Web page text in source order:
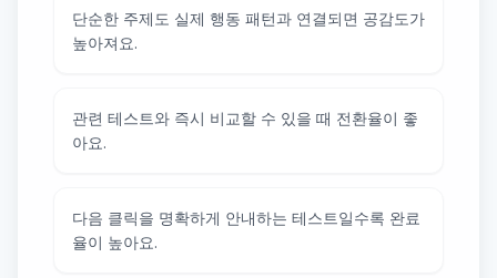
단순한 주제도 실제 행동 패턴과 연결되면 공감도가
높아져요.
관련 테스트와 즉시 비교할 수 있을 때 전환율이 좋
아요.
다음 클릭을 명확하게 안내하는 테스트일수록 완료
율이 높아요.